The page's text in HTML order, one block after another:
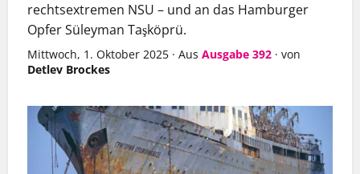
rechtsextremen NSU – und an das Hamburger
Opfer Süleyman Taşköprü.
Mittwoch, 1. Oktober 2025 · Aus Ausgabe 392 · von
Detlev Brockes